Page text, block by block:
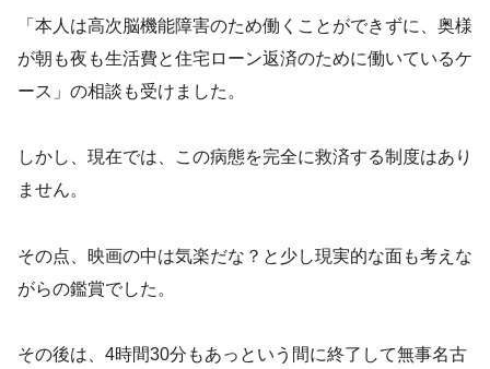
「本人は高次脳機能障害のため働くことができずに、奥様
が朝も夜も生活費と住宅ローン返済のために働いているケ
ース」の相談も受けました。
しかし、現在では、この病態を完全に救済する制度はあり
ません。
その点、映画の中は気楽だな？と少し現実的な面も考えな
がらの鑑賞でした。
その後は、4時間30分もあっという間に終了して無事名古